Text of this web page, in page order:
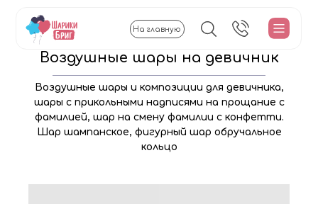
На главную
Воздушные шары и композиции для девичника,
шары с прикольными надписями на прощание с
фамилией, шар на смену фамилии с конфетти.
Шар шампанское, фигурный шар обручальное
кольцо
Воздушные шары на девичник